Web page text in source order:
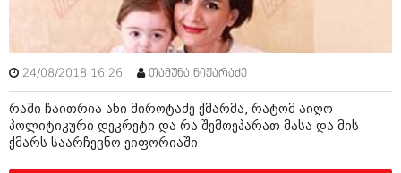
ავტორჩევები
ბელადები
ბიზნესსიახლეები
ბიზნესსიახლეები
გვარები
თემიდას სასწორი
იუმორი
24/08/2018 16:26 თამუნა ნიჟარაძე
რაში ჩაითრია ანი მიროტაძე ქმარმა, რატომ აიღო
პოლიტიკური დეკრეტი და რა შემოეპარათ მასა და მის
ქმარს საარჩევნო ეიფორიაში